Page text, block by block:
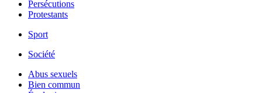
Persécutions
Protestants
Sport
Société
Abus sexuels
Bien commun